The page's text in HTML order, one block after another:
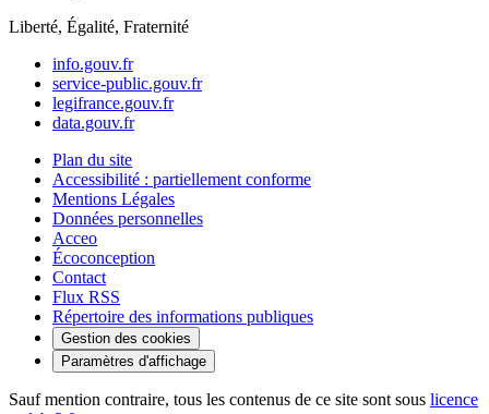
Liberté, Égalité, Fraternité
info.gouv.fr
service-public.gouv.fr
legifrance.gouv.fr
data.gouv.fr
Plan du site
Accessibilité : partiellement conforme
Mentions Légales
Données personnelles
Acceo
Écoconception
Contact
Flux RSS
Répertoire des informations publiques
Gestion des cookies
Paramètres d'affichage
Sauf mention contraire, tous les contenus de ce site sont sous licence